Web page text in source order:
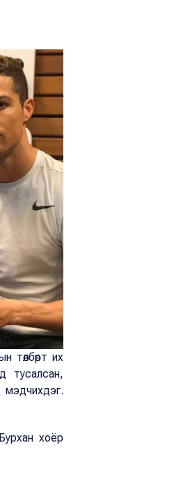
төлбөрт их
тусалсан,
мэдчихдэг.
хоёр